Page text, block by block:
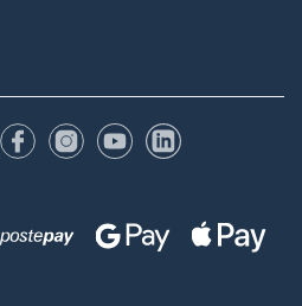
FacebookInstagram
YouTubeLinkedIn